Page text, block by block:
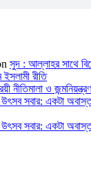
সুদ : আল্লাহর সাথে
রীতি
নীতিমালা ও জন্মনিয়ন্ত্রণ
উৎসব সবার: একটা
উৎসব সবার: একটা